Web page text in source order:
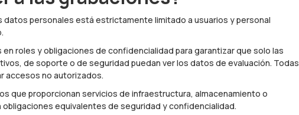
datos personales está estrictamente limitado a usuarios y personal
roles y obligaciones de confidencialidad para garantizar que solo las
de soporte o de seguridad puedan ver los datos de evaluación. Todas
accesos no autorizados.
que proporcionan servicios de infraestructura, almacenamiento o
equivalentes de seguridad y confidencialidad.